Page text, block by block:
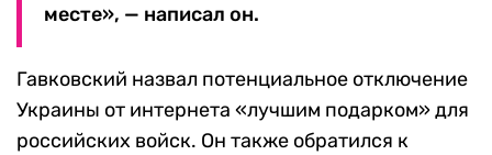
месте», — написал он.
Гавковский назвал потенциальное отключение
Украины от интернета «лучшим подарком» для
российских войск. Он также обратился к